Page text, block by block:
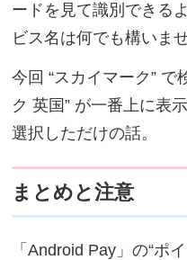
ードを見て識別できる
ビス名は何でも構いませ
今回 “スカイマーク” で
ク 英国” が一番上に表
選択しただけの話。
まとめと注意
「Android Pay」の“ポ